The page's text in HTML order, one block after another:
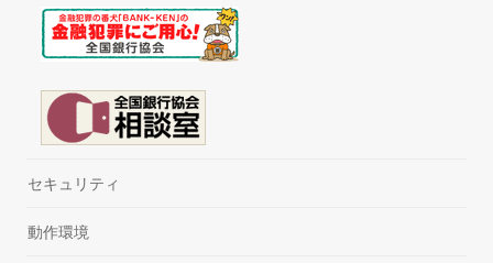
セキュリティ
動作環境